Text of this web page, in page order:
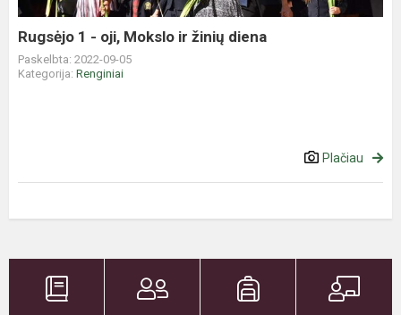
žinių
diena
Rugsėjo 1 - oji, Mokslo ir žinių diena
Paskelbta: 2022-09-05
Kategorija: Renginiai
Plačiau